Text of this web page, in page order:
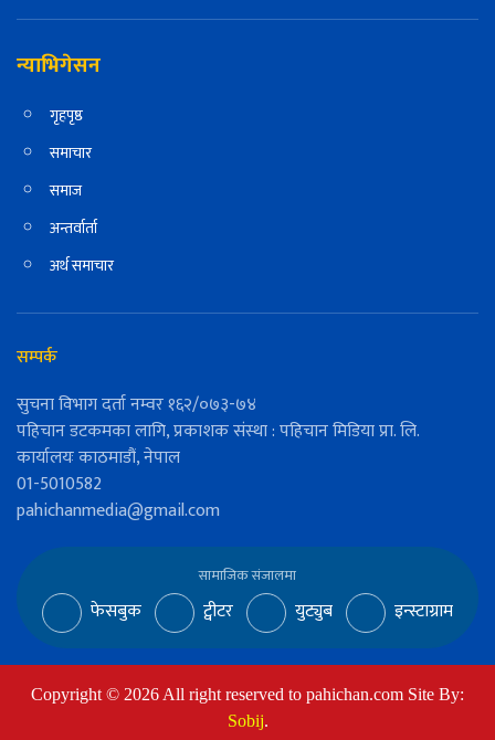
न्याभिगेसन
गृहपृष्ठ
समाचार
समाज
अन्तर्वार्ता
अर्थ समाचार
सम्पर्क
सुचना विभाग दर्ता नम्वर १६२/०७३-७४
पहिचान डटकमका लागि, प्रकाशक संस्था : पहिचान मिडिया प्रा. लि.
कार्यालयः काठमाडौं, नेपाल
01-5010582
pahichanmedia@gmail.com
सामाजिक संजालमा
फेसबुक ट्वीटर युट्युब इन्स्टाग्राम
Copyright © 2026 All right reserved to pahichan.com Site By:
Sobij.